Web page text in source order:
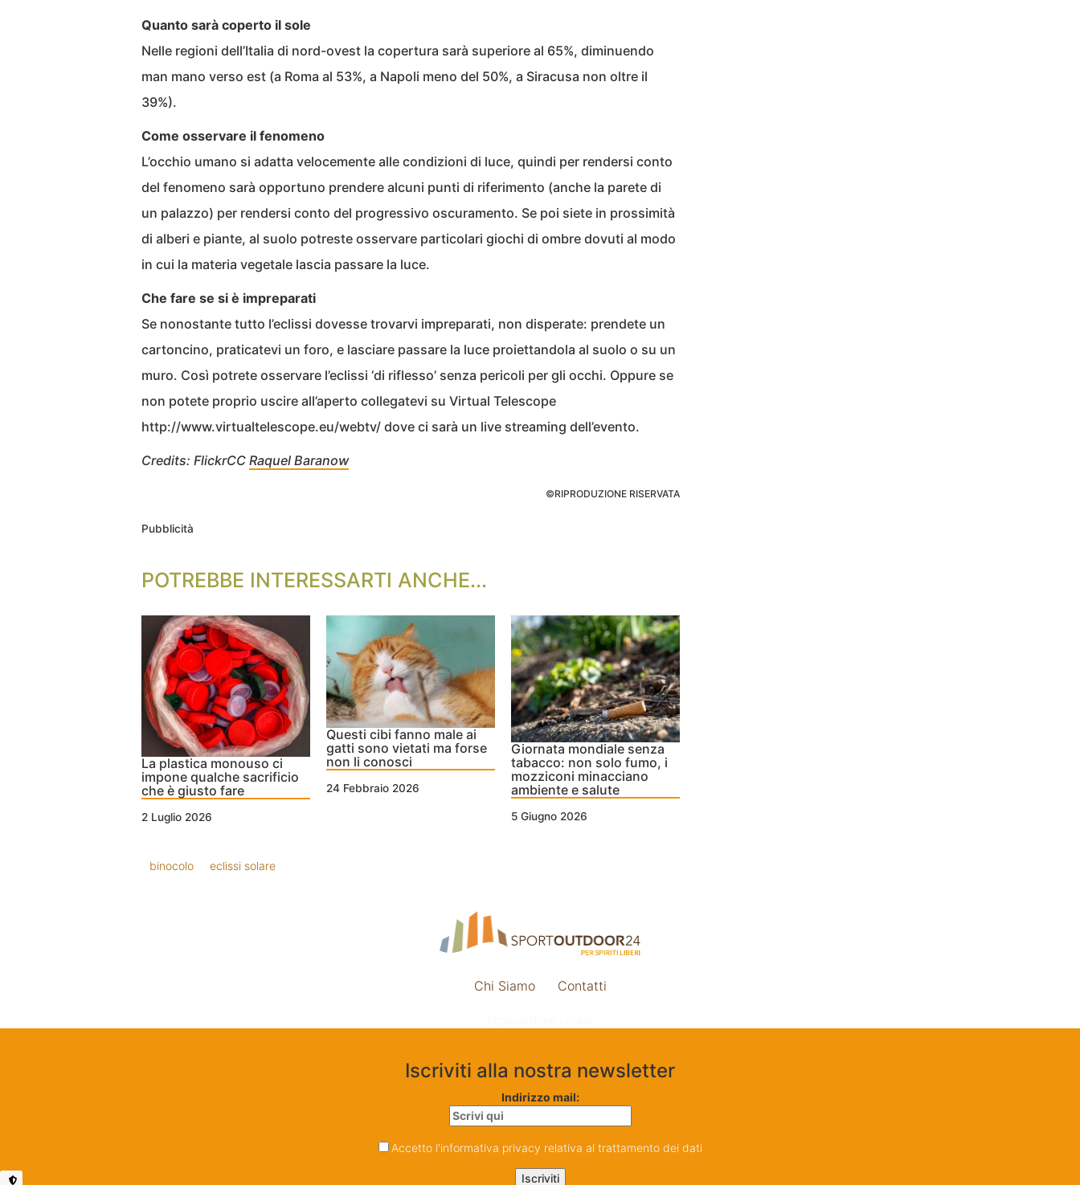
Quanto sarà coperto il sole
Nelle regioni dell’Italia di nord-ovest la copertura sarà superiore al 65%, diminuendo
man mano verso est (a Roma al 53%, a Napoli meno del 50%, a Siracusa non oltre il
39%).
Come osservare il fenomeno
L’occhio umano si adatta velocemente alle condizioni di luce, quindi per rendersi conto
del fenomeno sarà opportuno prendere alcuni punti di riferimento (anche la parete di
un palazzo) per rendersi conto del progressivo oscuramento. Se poi siete in prossimità
di alberi e piante, al suolo potreste osservare particolari giochi di ombre dovuti al modo
in cui la materia vegetale lascia passare la luce.
Che fare se si è impreparati
Se nonostante tutto l’eclissi dovesse trovarvi impreparati, non disperate: prendete un
cartoncino, praticatevi un foro, e lasciare passare la luce proiettandola al suolo o su un
muro. Così potrete osservare l’eclissi ‘di riflesso’ senza pericoli per gli occhi. Oppure se
non potete proprio uscire all’aperto collegatevi su Virtual Telescope
http://www.virtualtelescope.eu/webtv/ dove ci sarà un live streaming dell’evento.
Credits: FlickrCC Raquel Baranow
©RIPRODUZIONE RISERVATA
Pubblicità
POTREBBE INTERESSARTI ANCHE...
La plastica monouso ci
impone qualche sacrificio
che è giusto fare
2 Luglio 2026
Questi cibi fanno male ai
gatti sono vietati ma forse
non li conosci
24 Febbraio 2026
Giornata mondiale senza
tabacco: non solo fumo, i
mozziconi minacciano
ambiente e salute
5 Giugno 2026
binocolo eclissi solare
Chi Siamo Contatti
Iscriviti alla nostra newsletter
Indirizzo mail:
Accetto l'informativa privacy relativa al trattamento dei dati